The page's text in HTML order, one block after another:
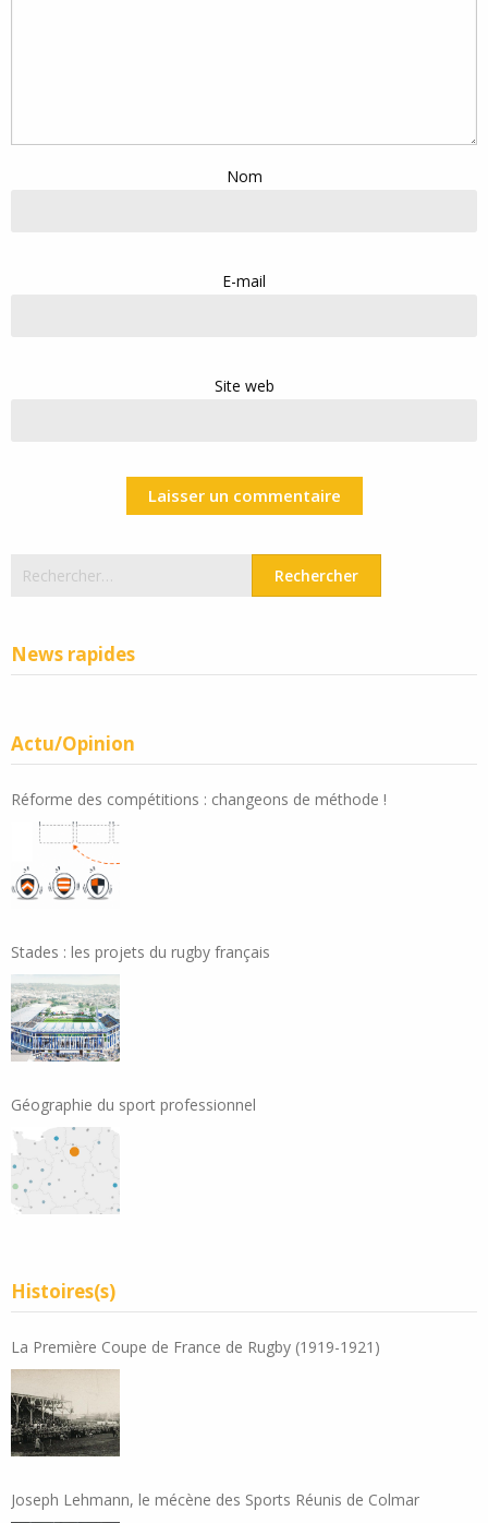
Nom
E-mail
Site web
News rapides
Actu/Opinion
Réforme des compétitions : changeons de méthode !
Stades : les projets du rugby français
Géographie du sport professionnel
Histoires(s)
La Première Coupe de France de Rugby (1919-1921)
Joseph Lehmann, le mécène des Sports Réunis de Colmar